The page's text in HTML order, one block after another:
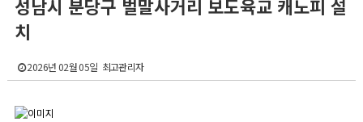
성남시 분당구 벌말사거리 보도육교 캐노피 설
치
2026년 02월 05일 최고관리자